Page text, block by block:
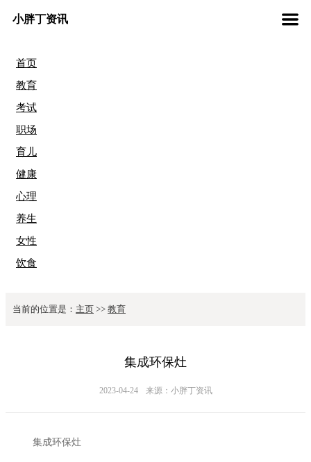
小胖丁资讯
首页
教育
考试
职场
育儿
健康
心理
养生
女性
饮食
当前的位置是： 主页 >> 教育
集成环保灶
2023-04-24 来源：小胖丁资讯
集成环保灶